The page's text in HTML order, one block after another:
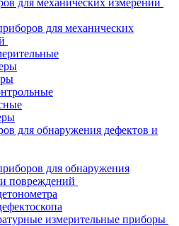
для механических измерений
для механических
для обнаружения дефектов и
для обнаружения
повреждений
измерительные приборы